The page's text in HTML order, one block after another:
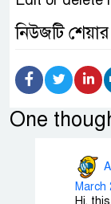
নিউজটি
One
March